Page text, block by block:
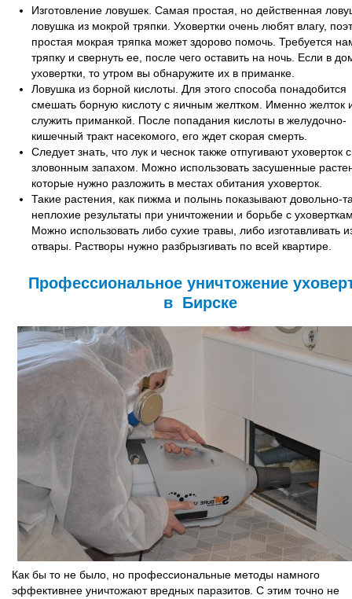
Изготовление ловушек. Самая простая, но действенная
ловушка из мокрой тряпки. Уховертки очень любят влагу,
простая мокрая тряпка может здорово помочь. Требуется
тряпку и свернуть ее, после чего оставить на ночь. Если в
уховертки, то утром вы обнаружите их в приманке.
Ловушка из борной кислоты. Для этого способа понадобится
смешать борную кислоту с яичным желтком. Именно желток
служить приманкой. После попадания кислоты в желудочно-
кишечный тракт насекомого, его ждет скорая смерть.
Следует знать, что лук и чеснок также отпугивают уховерток
зловонным запахом. Можно использовать засушенные
которые нужно разложить в местах обитания уховерток.
Такие растения, как пижма и полынь показывают довольно-
неплохие результаты при уничтожении и борьбе с
Можно использовать либо сухие травы, либо изготавливать
отвары. Растворы нужно разбрызгивать по всей квартире.
Профессиональное уничтожение
в Бирске
Как бы то не было, но профессиональные методы намного
эффективнее уничтожают вредных паразитов. С этим точно не